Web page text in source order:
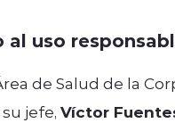
al uso
de Salud de la
jefe, Víctor